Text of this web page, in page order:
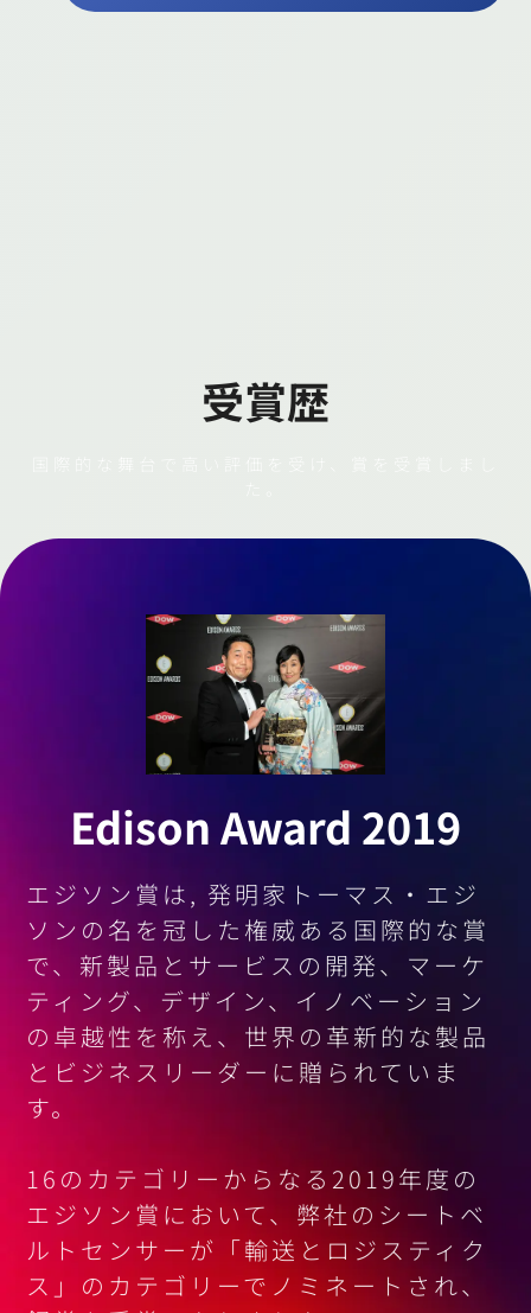
受賞歴
Edison Award 2019
エジソン賞は, 発明家トーマス・エジ
ソンの名を冠した権威ある国際的な賞
で、新製品とサービスの開発、マーケ
ティング、デザイン、イノベーション
の卓越性を称え、世界の革新的な製品
とビジネスリーダーに贈られていま
す。
16のカテゴリーからなる2019年度の
エジソン賞において、弊社のシートベ
ルトセンサーが「輸送とロジスティク
ス」のカテゴリーでノミネートされ、